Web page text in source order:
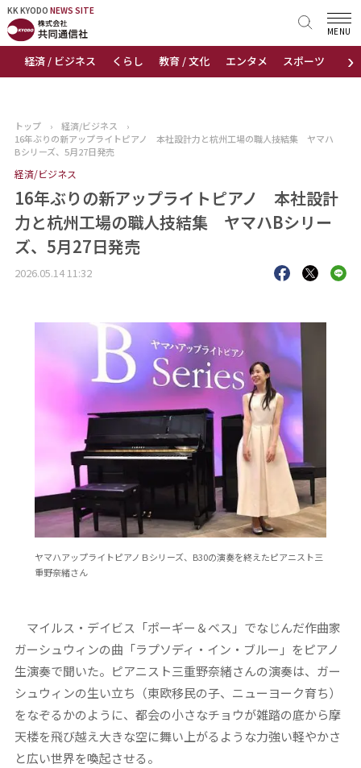
KK KYODO NEWS SITE
›
経済 / ビジネス くらし 教育 / 文化 エンタメ スポーツ 地域
MENU
KK KYODONEWS SITE
トップページ
ニュース
おすすめコンテンツ
出版物
会社概要
トップ › 経済/ビジネス
›
16年ぶりの新アップライトピアノ 本社設計力と杭州工場の職人技結集 ヤマハ
Bシリーズ、5月27日発売
経済/ビジネス
16年ぶりの新アップライトピアノ 本社設計
力と杭州工場の職人技結集 ヤマハBシリー
ズ、5月27日発売
2026.05.14 11:32
ヤマハアップライトピアノＢシリーズ、B30の演奏を終えたピアニスト三
重野奈緒さん
マイルス・デイビス「ポーギー＆ベス」でなじんだ作曲家
ガーシュウィンの曲「ラプソディ・イン・ブルー」をピアノ
生演奏で聞いた。ピアニスト三重野奈緒さんの演奏は、ガー
シュウィンの生い立ち（東欧移民の子、ニューヨーク育ち）
をなぞるかのように、都会の小さなチョウが雑踏の底から摩
天楼を飛び越え大きな空に舞い上がるような力強い軽やかさ
と広い世界を喚起させる。